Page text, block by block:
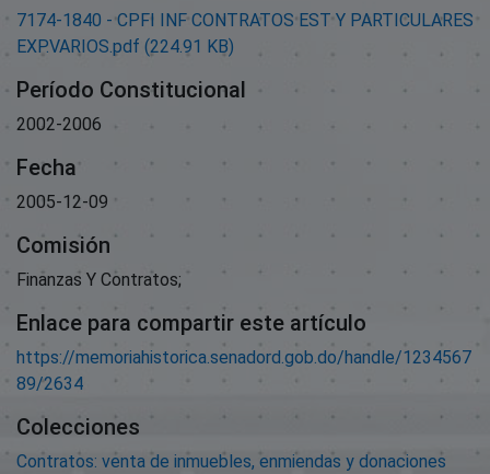
7174-1840 - CPFI INF CONTRATOS EST Y PARTICULARES
EXP.VARIOS.pdf (224.91 KB)
Período Constitucional
2002-2006
Fecha
2005-12-09
Comisión
Finanzas Y Contratos;
Enlace para compartir este artículo
https://memoriahistorica.senadord.gob.do/handle/1234567
89/2634
Colecciones
Contratos: venta de inmuebles, enmiendas y donaciones